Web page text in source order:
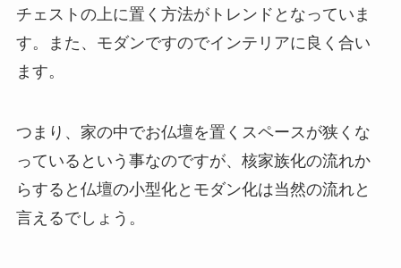
チェストの上に置く方法がトレンドとなっていま
す。また、モダンですのでインテリアに良く合い
ます。
つまり、家の中でお仏壇を置くスペースが狭くな
っているという事なのですが、核家族化の流れか
らすると仏壇の小型化とモダン化は当然の流れと
言えるでしょう。